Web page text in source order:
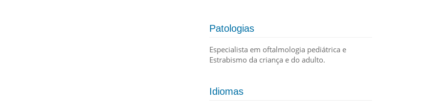
Patologias
Especialista em oftalmologia pediátrica e
Estrabismo da criança e do adulto.
Idiomas